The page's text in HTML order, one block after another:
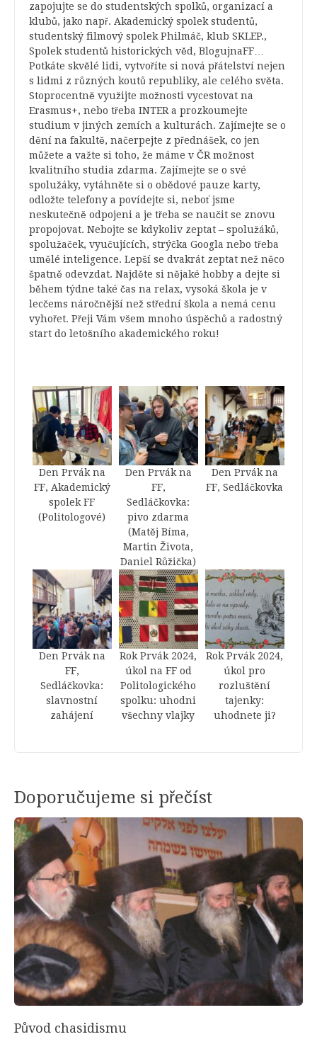
zapojujte se do studentských spolků, organizací a
klubů, jako např. Akademický spolek studentů,
studentský filmový spolek Philmáč, klub SKLEP.,
Spolek studentů historických věd, BlogujnaFF…
Potkáte skvělé lidi, vytvoříte si nová přátelství nejen
s lidmi z různých koutů republiky, ale celého světa.
Stoprocentně využijte možnosti vycestovat na
Erasmus+, nebo třeba INTER a prozkoumejte
studium v jiných zemích a kulturách. Zajímejte se o
dění na fakultě, načerpejte z přednášek, co jen
můžete a važte si toho, že máme v ČR možnost
kvalitního studia zdarma. Zajímejte se o své
spolužáky, vytáhněte si o obědové pauze karty,
odložte telefony a povídejte si, neboť jsme
neskutečně odpojeni a je třeba se naučit se znovu
propojovat. Nebojte se kdykoliv zeptat – spolužáků,
spolužaček, vyučujících, strýčka Googla nebo třeba
umělé inteligence. Lepší se dvakrát zeptat než něco
špatně odevzdat. Najděte si nějaké hobby a dejte si
během týdne také čas na relax, vysoká škola je v
lecčems náročnější než střední škola a nemá cenu
vyhořet. Přeji Vám všem mnoho úspěchů a radostný
start do letošního akademického roku!
Den Prvák na
FF, Akademický
spolek FF
(Politologové)
Den Prvák na
FF,
Sedláčkovka:
pivo zdarma
(Matěj Bíma,
Martin Života,
Daniel Růžička)
Den Prvák na
FF, Sedláčkovka
Den Prvák na
FF,
Sedláčkovka:
slavnostní
zahájení
Rok Prvák 2024,
úkol na FF od
Politologického
spolku: uhodni
všechny vlajky
Rok Prvák 2024,
úkol pro
rozluštění
tajenky:
uhodnete ji?
Doporučujeme si přečíst
Původ chasidismu